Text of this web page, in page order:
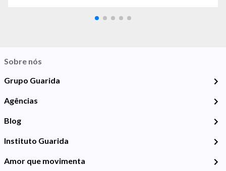
Sobre nós
Grupo Guarida
Agências
Blog
Instituto Guarida
Amor que movimenta